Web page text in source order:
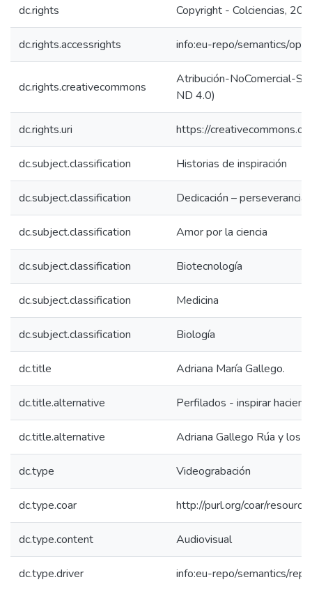
dc.rights Copyright - Colciencias,
dc.rights.accessrights info:eu-repo/semantics/
dc.rights.creativecommons
Atribución-NoComercial-
ND 4.0)
dc.rights.uri https://
dc.subject.classification Historias de inspiración
dc.subject.classification Dedicación – perseverancia
dc.subject.classification Amor por la ciencia
dc.subject.classification Biotecnología
dc.subject.classification Medicina
dc.subject.classification Biología
dc.title Adriana María Gallego.
dc.title.alternative Perfilados - inspirar
dc.title.alternative Adriana Gallego Rúa y los
dc.type Videograbación
dc.type.coar http://purl.org/coar/
dc.type.content Audiovisual
dc.type.driver info:eu-repo/semantics/